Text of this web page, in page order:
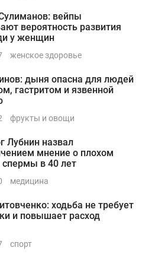
вейпы
вероятность развития
у женщин
женское здоровье
дыня опасна для людей
гастритом и язвенной
фрукты и овощи
Лубнин назвал
мнение о плохом
спермы в 40 лет
медицина
ходьба не требует
и повышает расход
спорт